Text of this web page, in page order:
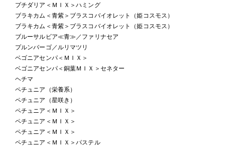
プチダリア＜ＭＩＸ＞ハミング
ブラキカム＜青紫＞ブラスコバイオレット（姫コスモス）
ブラキカム＜青紫＞ブラスコバイオレット（姫コスモス）
ブルーサルビア≪青≫／ファリナセア
プルンバーゴ／ルリマツリ
ベゴニアセンパ＜ＭＩＸ＞
ベゴニアセンパ＜銅葉ＭＩＸ＞セネター
ヘチマ
ペチュニア（栄養系）
ペチュニア（星咲き）
ペチュニア＜ＭＩＸ＞
ペチュニア＜ＭＩＸ＞
ペチュニア＜ＭＩＸ＞
ペチュニア＜ＭＩＸ＞パステル